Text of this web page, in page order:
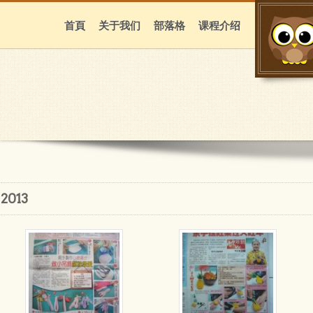
首頁 关于我们 部落格 课程介绍
2013